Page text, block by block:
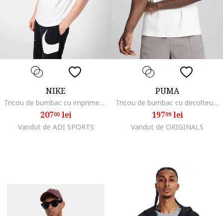
NIKE
Tricou de bumbac cu imprimeu logo Jordan Jumpman, Negru/Alb optic
20700lei
Vandut de ADI SPORTS
PUMA
Tricou de bumbac cu decolteu la baza gatului, Alb
19799lei
Vandut de ORIGINALS